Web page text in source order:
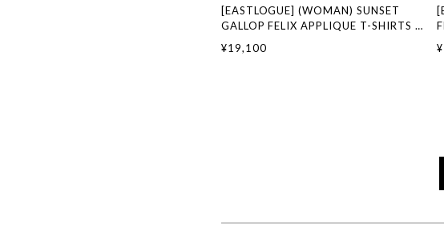
[EASTLOGUE] (WOMAN) SUNSET
GALLOP FELIX APPLIQUE T-SHIRTS /
ァッション 韓国代行 イーストローグ 日
¥19,100